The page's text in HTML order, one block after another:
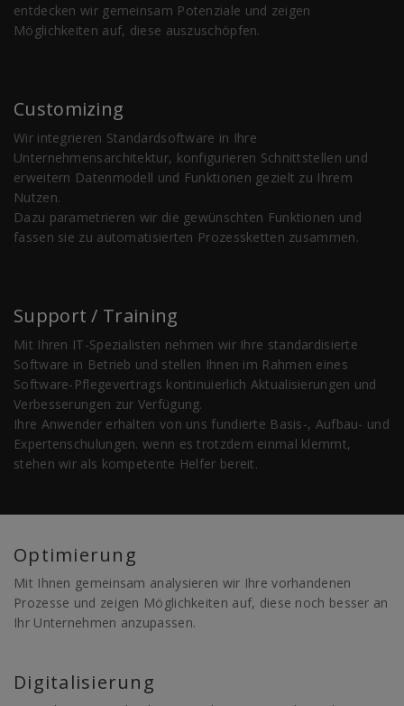
entdecken wir gemeinsam Potenziale und zeigen
Möglichkeiten auf, diese auszuschöpfen.
Customizing
Wir integrieren Standardsoftware in Ihre
Unternehmensarchitektur, konfigurieren Schnittstellen und
erweitern Datenmodell und Funktionen gezielt zu Ihrem
Nutzen.
Dazu parametrieren wir die gewünschten Funktionen und
fassen sie zu automatisierten Prozessketten zusammen.
Support / Training
Mit Ihren IT-Spezialisten nehmen wir Ihre standardisierte
Software in Betrieb und stellen Ihnen im Rahmen eines
Software-Pflegevertrags kontinuierlich Aktualisierungen und
Verbesserungen zur Verfügung.
Ihre Anwender erhalten von uns fundierte Basis-, Aufbau- und
Expertenschulungen. wenn es trotzdem einmal klemmt,
stehen wir als kompetente Helfer bereit.
Optimierung
Mit Ihnen gemeinsam analysieren wir Ihre vorhandenen
Prozesse und zeigen Möglichkeiten auf, diese noch besser an
Ihr Unternehmen anzupassen.
Digitalisierung